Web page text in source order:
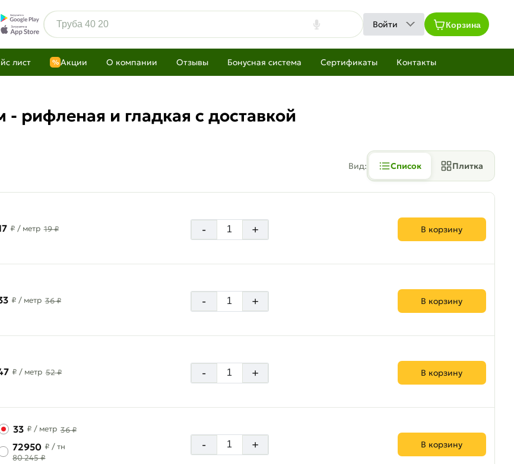
Войти Корзина
лист % Акции О компании Отзывы Бонусная система Сертификаты Контакты
рифленая и гладкая с доставкой
Вид: Список Плитка
₽ / метр 19 ₽ - + В корзину
₽ / метр 36 ₽ - + В корзину
₽ / метр 52 ₽ - + В корзину
33 ₽ / метр 36 ₽
72950 ₽ / тн
80 245 ₽
- + В корзину